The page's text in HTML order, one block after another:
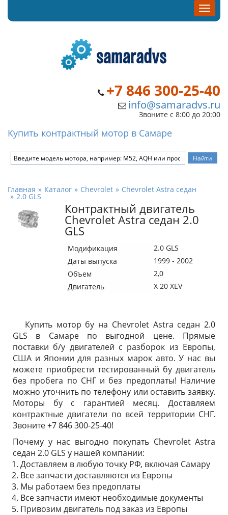
+7 846 300-25-40
info@samaradvs.ru
Звоните с 8:00 до 20:00
Купить контрактный мотор в Самаре
Главная Каталог Chevrolet Chevrolet Astra седан
2.0 GLS
Контрактный двигатель
Chevrolet Astra седан 2.0
GLS
Модификация
2.0 GLS
Даты выпуска
1999 - 2002
Объем
2,0
Двигатель
X 20 XEV
Купить мотор бу на Chevrolet Astra седан 2.0
GLS в Самаре по выгодной цене. Прямые
поставки б/у двигателей с разборок из Европы,
США и Японии для разных марок авто. У нас вы
можете приобрести тестированный бу двигатель
без пробега по СНГ и без предоплаты! Наличие
можно уточнить по телефону или оставить заявку.
Моторы бу с гарантией месяц. Доставляем
контрактные двигатели по всей территории СНГ.
Звоните +7 846 300-25-40!
Почему у нас выгодно покупать Chevrolet Astra
седан 2.0 GLS у нашей компании:
Доставляем в любую точку РФ, включая Самару
Все запчасти доставляются из Европы
Мы работаем без предоплаты
Все запчасти имеют необходимые документы
Привозим двигатель под заказ из Европы